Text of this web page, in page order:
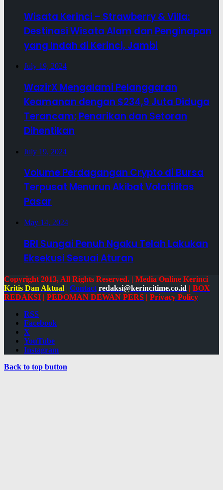
Wisata Kerinci – Strawberry & Villa:
Destinasi Wisata Alam dan Penginapan
yang Indah di Kerinci, Jambi
July 19, 2024
WazirX Mengalami Pelanggaran
Keamanan dengan $234,9 Juta Diduga
Terancam; Penarikan dan Setoran
Dihentikan
July 19, 2024
Volume Perdagangan Crypto di Bursa
Terpusat Menurun Akibat Volatilitas
Pasar
May 14, 2024
BRI Sungai Penuh Ngaku Telah Lakukan
Eksekusi Sesuai Aturan
Copyright 2013, All Rights Reserved. | Media Online Kerinci
Kritis Dan Aktual | Contact redaksi@kerincitime.co.id | BOX
REDAKSI | PEDOMAN DEWAN PERS | Privacy Policy
RSS
Facebook
X
YouTube
Instagram
Back to top button